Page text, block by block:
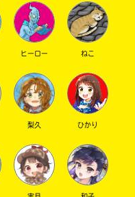
もっと知りたい
ヒーロー ねこ
梨久 ひかり